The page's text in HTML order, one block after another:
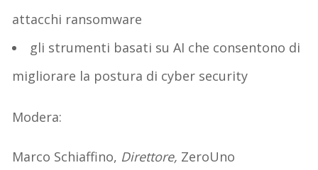
attacchi ransomware
gli strumenti basati su AI che consentono di
migliorare la postura di cyber security
Modera:
Marco Schiaffino, Direttore, ZeroUno